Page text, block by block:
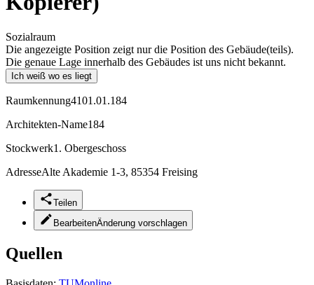
Sozialraum
Die angezeigte Position zeigt nur die Position des Gebäude(teils).
Die genaue Lage innerhalb des Gebäudes ist uns nicht bekannt.
Ich weiß wo es liegt
Raumkennung4101.01.184
Architekten-Name184
Stockwerk1. Obergeschoss
AdresseAlte Akademie 1-3, 85354 Freising
Teilen
BearbeitenÄnderung vorschlagen
Quellen